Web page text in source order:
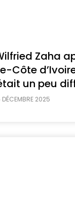
Zaha
Côte
un peu
DÉCEMBRE 2025